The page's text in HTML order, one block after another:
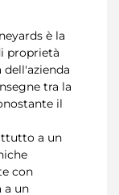
è la
proprietà
tra la
il
a un
con
a un